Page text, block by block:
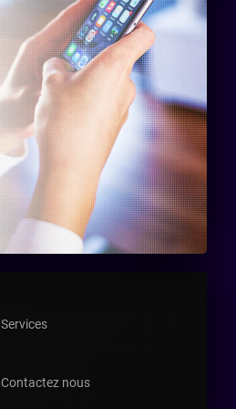
Services
Contactez nous